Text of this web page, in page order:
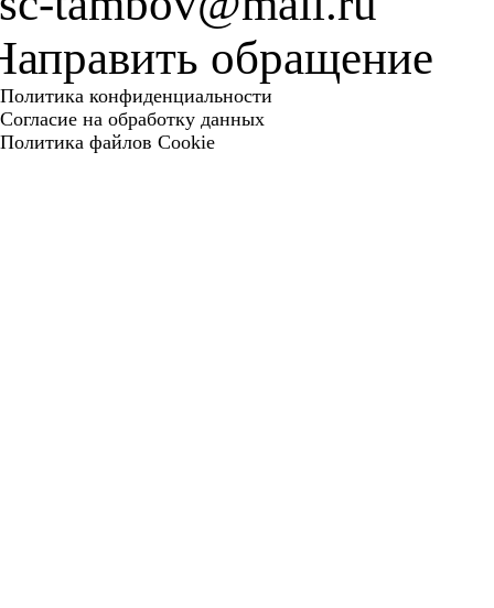
обращение
Политика конфиденциальности
Согласие на обработку данных
Политика файлов Cookie